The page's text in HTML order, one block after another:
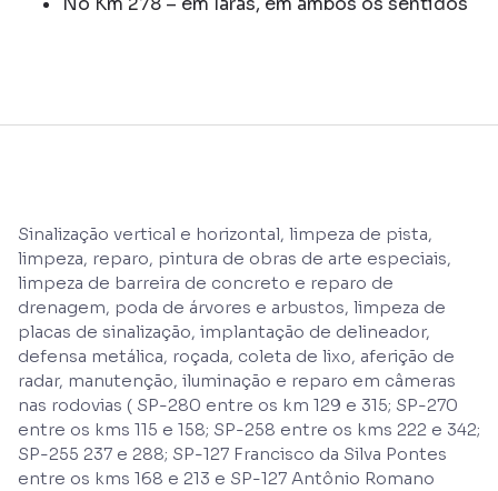
Sinalização vertical e horizontal, limpeza de pista,
limpeza, reparo, pintura de obras de arte especiais,
limpeza de barreira de concreto e reparo de
drenagem, poda de árvores e arbustos, limpeza de
placas de sinalização, implantação de delineador,
defensa metálica, roçada, coleta de lixo, aferição de
radar, manutenção, iluminação e reparo em câmeras
nas rodovias ( SP-280 entre os km 129 e 315; SP-270
entre os kms 115 e 158; SP-258 entre os kms 222 e 342;
SP-255 237 e 288; SP-127 Francisco da Silva Pontes
entre os kms 168 e 213 e SP-127 Antônio Romano